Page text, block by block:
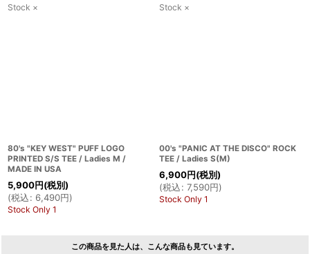
Stock × Stock ×
80's "KEY WEST" PUFF LOGO
PRINTED S/S TEE / Ladies M /
MADE IN USA
5,900円(税別)
(税込: 6,490円)
Stock Only 1
00's "PANIC AT THE DISCO" ROCK
TEE / Ladies S(M)
6,900円(税別)
(税込: 7,590円)
Stock Only 1
この商品を見た人は、こんな商品も見ています。